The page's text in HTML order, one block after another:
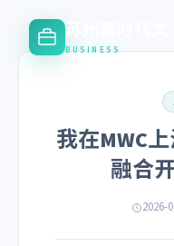
苏州新时代文
BUSINESS
我在MWC
融合
2026-